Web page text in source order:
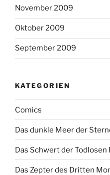
November 2009
Oktober 2009
September 2009
KATEGORIEN
Comics
Das dunkle Meer der
Das Schwert der Todlosen
Das Zepter des Dritten